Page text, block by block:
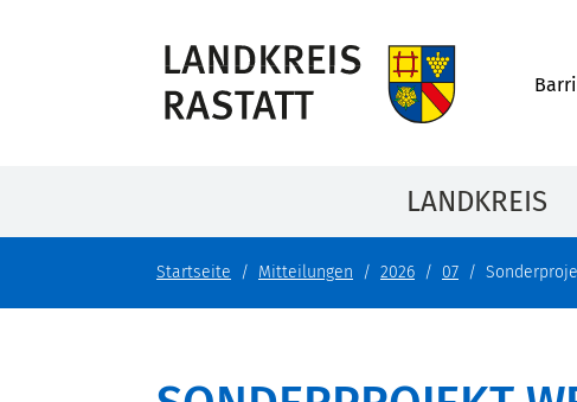
LANDKREIS
Startseite Mitteilungen 2026 07